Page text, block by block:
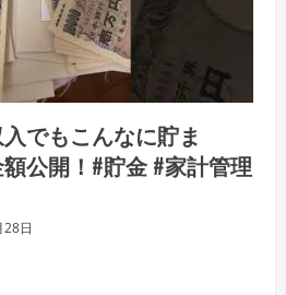
でもこんなに貯ま
公開！#貯金 #家計管理
日